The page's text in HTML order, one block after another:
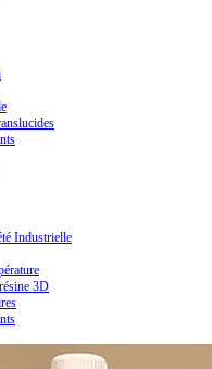
Industrielle
3D